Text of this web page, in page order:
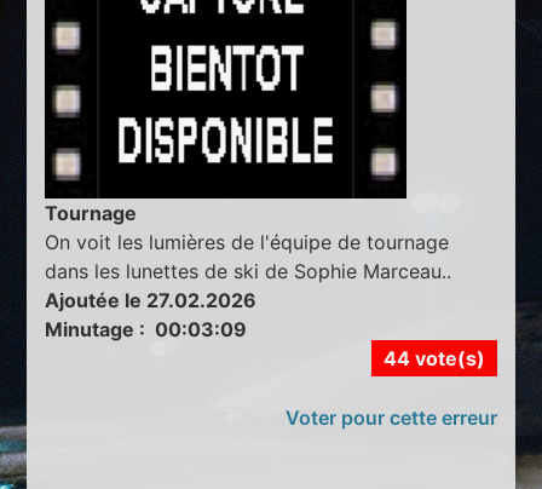
Tournage
On voit les lumières de l'équipe de tournage
dans les lunettes de ski de Sophie Marceau..
Ajoutée le 27.02.2026
Minutage : 00:03:09
44 vote(s)
Voter pour cette erreur